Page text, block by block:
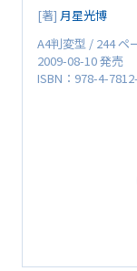
[著] 月星光博
A4判変型 / 244 ペ
2009-08-10 発売
ISBN：978-4-